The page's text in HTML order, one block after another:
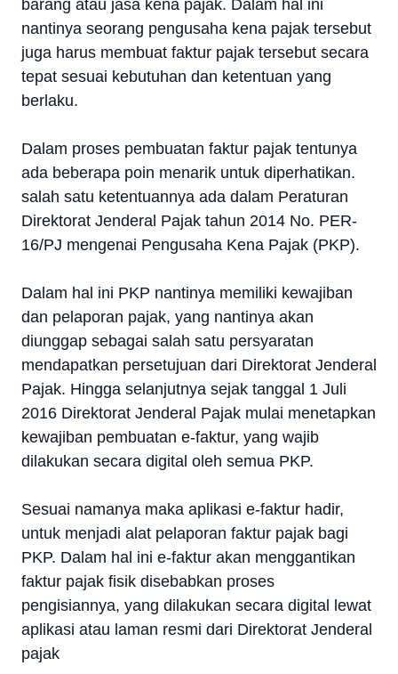
barang atau jasa kena pajak. Dalam hal ini
nantinya seorang pengusaha kena pajak tersebut
juga harus membuat faktur pajak tersebut secara
tepat sesuai kebutuhan dan ketentuan yang
berlaku.
Dalam proses pembuatan faktur pajak tentunya
ada beberapa poin menarik untuk diperhatikan.
salah satu ketentuannya ada dalam Peraturan
Direktorat Jenderal Pajak tahun 2014 No. PER-
16/PJ mengenai Pengusaha Kena Pajak (PKP).
Dalam hal ini PKP nantinya memiliki kewajiban
dan pelaporan pajak, yang nantinya akan
diunggap sebagai salah satu persyaratan
mendapatkan persetujuan dari Direktorat Jenderal
Pajak. Hingga selanjutnya sejak tanggal 1 Juli
2016 Direktorat Jenderal Pajak mulai menetapkan
kewajiban pembuatan e-faktur, yang wajib
dilakukan secara digital oleh semua PKP.
Sesuai namanya maka aplikasi e-faktur hadir,
untuk menjadi alat pelaporan faktur pajak bagi
PKP. Dalam hal ini e-faktur akan menggantikan
faktur pajak fisik disebabkan proses
pengisiannya, yang dilakukan secara digital lewat
aplikasi atau laman resmi dari Direktorat Jenderal
pajak